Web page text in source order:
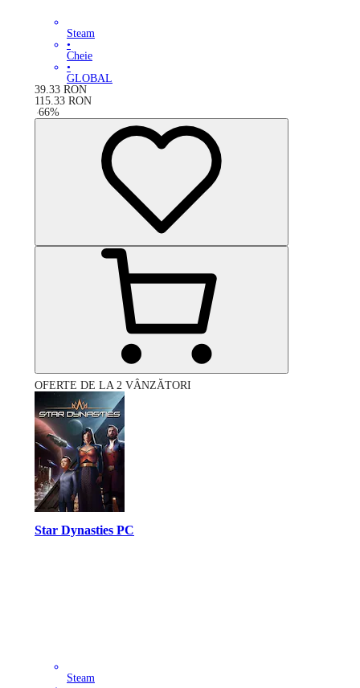
Steam
•
Cheie
•
GLOBAL
39.33 RON
115.33 RON
-66%
OFERTE DE LA 2 VÂNZĂTORI
Star Dynasties PC
Steam